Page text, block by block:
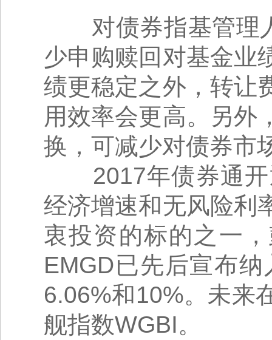
对债券指基管理人
少申购赎回对基金业
绩更稳定之外，转让
用效率会更高。另外
换，可减少对债券市
2017年债券通开
经济增速和无风险利
衷投资的标的之一
EMGD已先后宣布
6.06%和10%。未来
舰指数WGBI。